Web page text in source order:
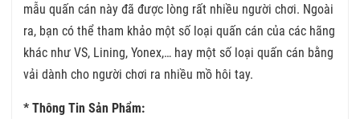
mẫu quấn cán này đã được lòng rất nhiều người chơi. Ngoài
ra, bạn có thể tham khảo một số loại quấn cán của các hãng
khác như VS, Lining, Yonex,… hay một số loại quấn cán bằng
vải dành cho người chơi ra nhiều mồ hôi tay.
* Thông Tin Sản Phẩm: